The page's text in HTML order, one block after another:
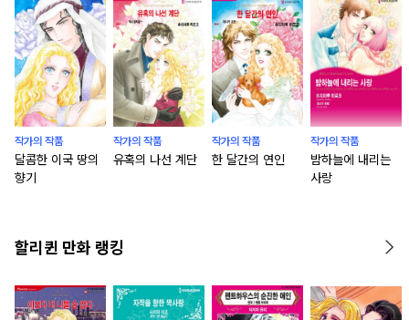
작가의 작품
달콤한 이국 땅의
향기
작가의 작품
유혹의 나선 계단
작가의 작품
한 달간의 연인
작가의 작품
밤하늘에 내리는
사랑
할리퀸 만화 랭킹